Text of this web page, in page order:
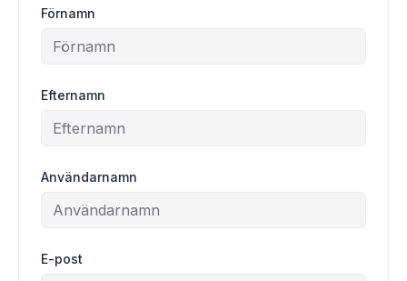
Förnamn
Efternamn
Användarnamn
E-post